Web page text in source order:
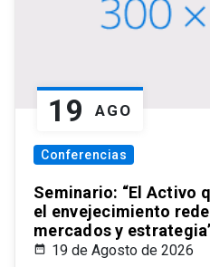
19 AGO
Conferencias
Seminario: “El Activo
el envejecimiento
mercados y
19 de Agosto de 2026